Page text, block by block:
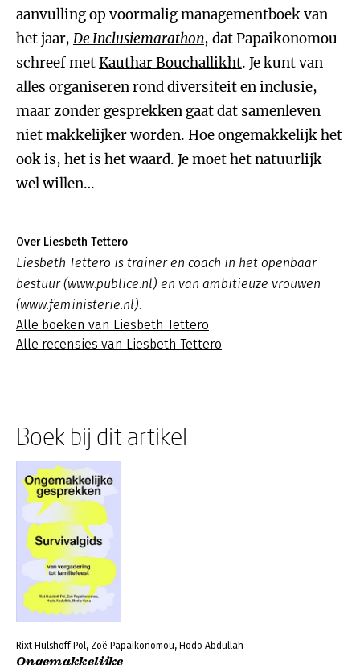
aanvulling op voormalig managementboek van
het jaar, De Inclusiemarathon, dat Papaikonomou
schreef metKauthar Bouchallikht. Je kunt van
alles organiseren rond diversiteit en inclusie,
maar zonder gesprekken gaat dat samenleven
niet makkelijker worden. Hoe ongemakkelijk het
ook is, het is het waard. Je moet het natuurlijk
wel willen…
Over Liesbeth Tettero
Liesbeth Tettero is trainer en coach in het openbaar
bestuur (www.publice.nl) en van ambitieuze vrouwen
(www.feministerie.nl).
Alle boeken van Liesbeth Tettero
Alle recensies van Liesbeth Tettero
Boek bij dit artikel
Rixt Hulshoff Pol, Zoë Papaikonomou, Hodo Abdullah
Ongemakkelijke